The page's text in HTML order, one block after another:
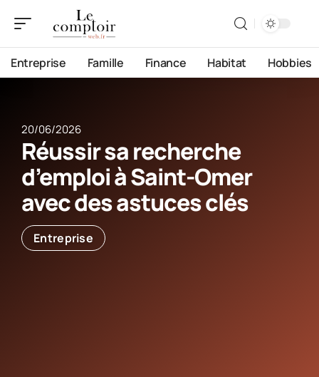
Entreprise Famille Finance Habitat Hobbies
20/06/2026
Réussir sa recherche
d’emploi à Saint-Omer
avec des astuces clés
Entreprise